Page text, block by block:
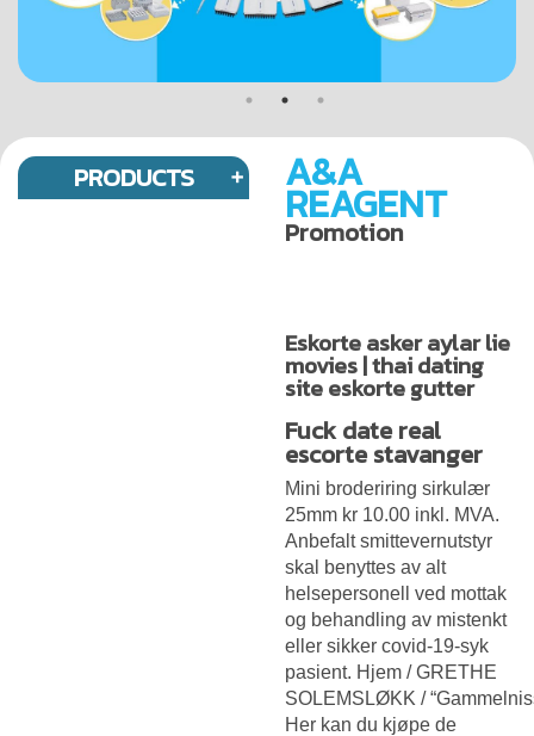
PRODUCTS A&A
REAGENT
Promotion
Eskorte asker aylar lie
movies | thai dating
site eskorte gutter
Fuck date real
escorte stavanger
Mini broderiring sirkulær
25mm kr 10.00 inkl. MVA.
Anbefalt smittevernutstyr
skal benyttes av alt
helsepersonell ved mottak
og behandling av mistenkt
eller sikker covid-19-syk
pasient. Hjem / GRETHE
SOLEMSLØKK /
Her kan du kjøpe de